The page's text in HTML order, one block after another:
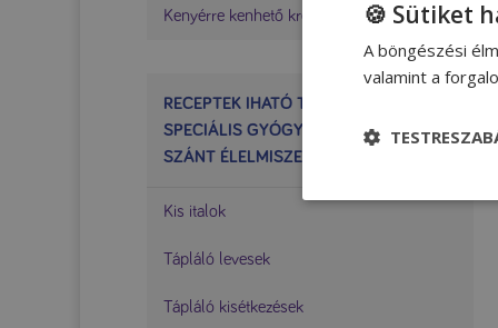
Kenyérre kenhető krémek
RECEPTEK IHATÓ TELJES ÉRTÉKŰ
SPECIÁLIS GYÓGYÁSZATI CÉLRA
SZÁNT ÉLELMISZERREL
Kis italok
Tápláló levesek
Tápláló kisétkezések
🍪 Sütiket
A böngészési
valamint a